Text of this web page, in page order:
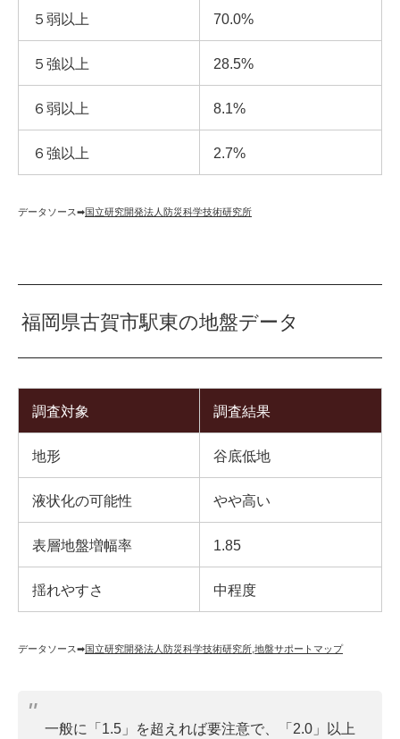
５弱以上 70.0%
５強以上 28.5%
６弱以上 8.1%
６強以上 2.7%
データソース➡︎国立研究開発法人防災科学技術研究所
福岡県古賀市駅東の地盤データ
調査対象 調査結果
地形 谷底低地
液状化の可能性 やや高い
表層地盤増幅率 1.85
揺れやすさ 中程度
データソース➡︎国立研究開発法人防災科学技術研究所 地盤サポートマップ
一般に「1.5」を超えれば要注意で、「2.0」以上